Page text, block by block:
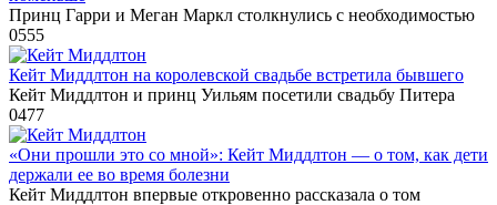
Принц Гарри и Меган Маркл столкнулись с необходимостью
0555
Кейт Миддлтон на королевской свадьбе встретила бывшего
Кейт Миддлтон и принц Уильям посетили свадьбу Питера
0477
«Они прошли это со мной»: Кейт Миддлтон — о том, как дети
держали ее во время болезни
Кейт Миддлтон впервые откровенно рассказала о том